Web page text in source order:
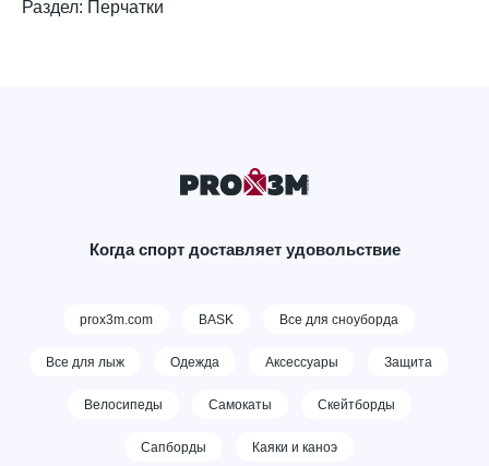
Раздел: Перчатки
Когда спорт доставляет удовольствие
prox3m.com BASK Все для сноуборда
Все для лыж Одежда Аксессуары Защита
Велосипеды Самокаты Скейтборды
Сапборды Каяки и каноэ